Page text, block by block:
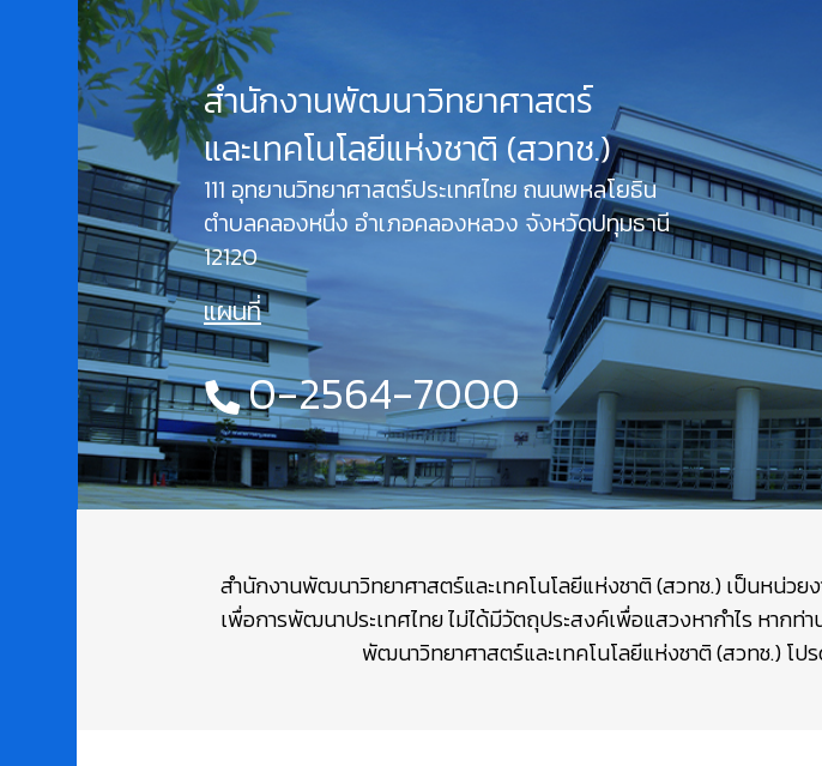
สำนักงานพัฒนาวิทยาศาสตร์
และเทคโนโลยีแห่งชาติ (สวทช.)
111 อุทยานวิทยาศาสตร์ประเทศไทย ถนนพหลโยธิน
ตำบลคลองหนึ่ง อำเภอคลองหลวง จังหวัดปทุมธานี
12120
แผนที่
0-2564-7000
สำนักงานพัฒนาวิทยาศาสตร์และเทคโนโลยีแห่งชาติ (สวทช.) เป็นหน่ว
เพื่อการพัฒนาประเทศไทย ไม่ได้มีวัตถุประสงค์เพื่อแสวงหากำไร หาก
พัฒนาวิทยาศาสตร์และเทคโนโลยีแห่งชาติ (สวทช.) โ